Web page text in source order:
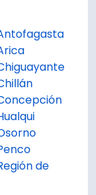
de